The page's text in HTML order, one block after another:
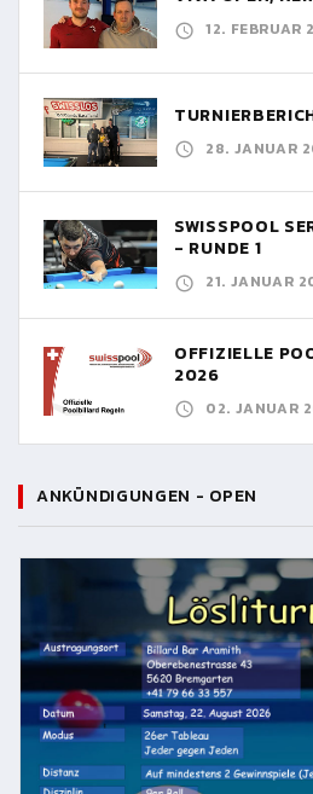
12. FEBRUAR
28. JANUAR
SWISSPOOL
- RUNDE 1
21. JANUAR
OFFIZIELLE
2026
02. JANUAR
ANKÜNDIGUNGEN - OPEN